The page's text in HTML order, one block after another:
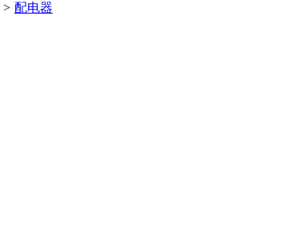
> 配电器